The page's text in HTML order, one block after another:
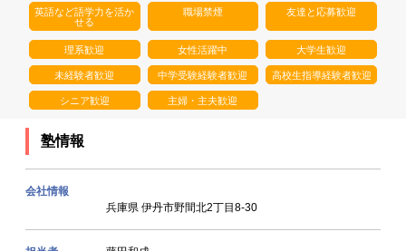
英語など語学力を活か
せる
職場禁煙 友達と応募歓迎
理系歓迎 女性活躍中 大学生歓迎
未経験者歓迎 中学受験経験者歓迎 高校生指導経験者歓迎
シニア歓迎 主婦・主夫歓迎
塾情報
会社情報
兵庫県 伊丹市野間北2丁目8-30